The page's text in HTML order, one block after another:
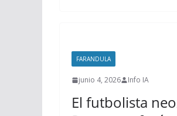
FARANDULA
junio 4, 2026 Info IA
El futbolista